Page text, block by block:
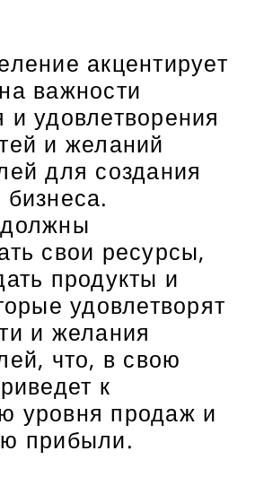
акцентирует
важности
удовлетворения
и желаний
для создания
свои ресурсы,
продукты и
удовлетворят
и желания
что, в свою
к
уровня продаж и
прибыли.